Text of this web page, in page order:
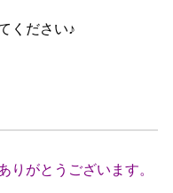
ください♪
りがとうございます。